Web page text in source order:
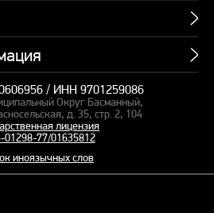
/ ИНН 9701259086
Округ Басманный,
д. 35, стр. 2, 104
лицензия
01298-77/01635812
иноязычных слов